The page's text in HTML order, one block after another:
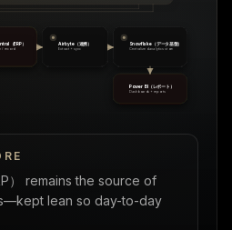
（ERP）
/ record
Airbyte（連携）
Extract + sync
Snowflake（データ基盤）
Centralized analytics store
Power BI（レポート）
Dashboards + reports
remains the source of
lean so day-to-day